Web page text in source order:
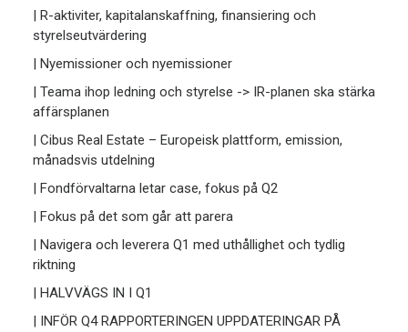
| R-aktiviter, kapitalanskaffning, finansiering och
styrelseutvärdering
| Nyemissioner och nyemissioner
| Teama ihop ledning och styrelse -> IR-planen ska stärka
affärsplanen
| Cibus Real Estate – Europeisk plattform, emission,
månadsvis utdelning
| Fondförvaltarna letar case, fokus på Q2
| Fokus på det som går att parera
| Navigera och leverera Q1 med uthållighet och tydlig
riktning
| HALVVÄGS IN I Q1
| INFÖR Q4 RAPPORTERINGEN UPPDATERINGAR PÅ